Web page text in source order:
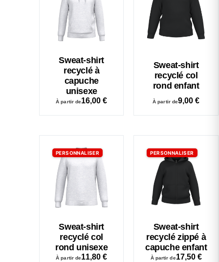
Sweat-shirt
recyclé à
capuche
unisexe
À partir de16,00€
Sweat-shirt
recyclé col
rond enfant
À partir de9,00€
PERSONNALISER
Sweat-shirt
recyclé col
rond unisexe
À partir de11,80€
PERSONNALISER
Sweat-shirt
recyclé zippé à
capuche enfant
À partir de17,50 €